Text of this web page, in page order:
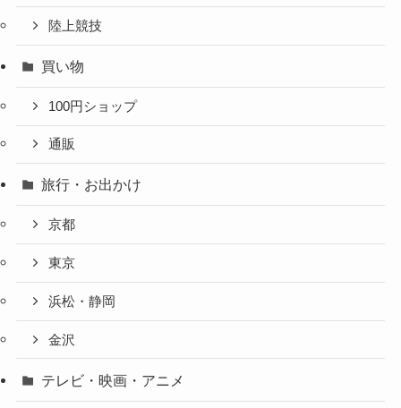
陸上競技
買い物
100円ショップ
通販
旅行・お出かけ
京都
東京
浜松・静岡
金沢
テレビ・映画・アニメ